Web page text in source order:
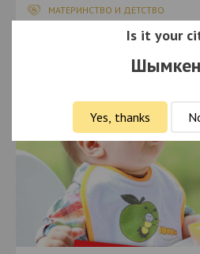
МАТЕРИНСТВО И ДЕТСТВО
Полезные свойства тыквы
Потребление одной чашки тыквы
100% дневной потребности в
Is it your
Yes, thanks